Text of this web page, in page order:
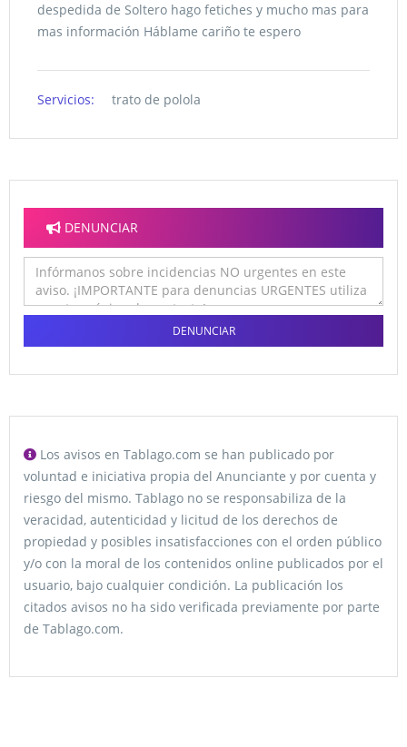
despedida de Soltero hago fetiches y mucho mas para
mas información Háblame cariño te espero
Servicios: trato de polola
DENUNCIAR
DENUNCIAR
Los avisos en Tablago.com se han publicado por
voluntad e iniciativa propia del Anunciante y por cuenta y
riesgo del mismo. Tablago no se responsabiliza de la
veracidad, autenticidad y licitud de los derechos de
propiedad y posibles insatisfacciones con el orden público
y/o con la moral de los contenidos online publicados por el
usuario, bajo cualquier condición. La publicación los
citados avisos no ha sido verificada previamente por parte
de Tablago.com.